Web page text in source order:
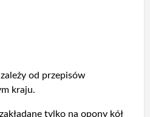
od przepisów
kraju.
tylko na opony kół